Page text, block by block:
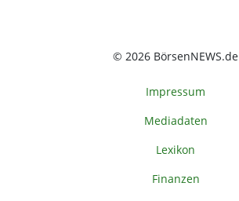
© 2026 BörsenNEWS.de
Impressum
Mediadaten
Lexikon
Finanzen